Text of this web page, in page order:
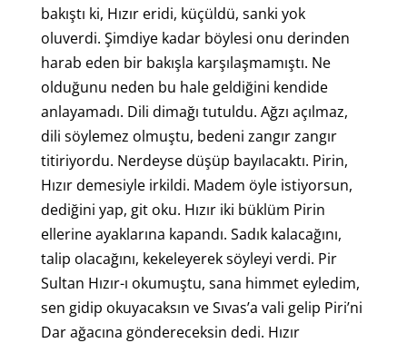
bakıştı ki, Hızır eridi, küçüldü, sanki yok
oluverdi. Şimdiye kadar böylesi onu derinden
harab eden bir bakışla karşılaşmamıştı. Ne
olduğunu neden bu hale geldiğini kendide
anlayamadı. Dili dimağı tutuldu. Ağzı açılmaz,
dili söylemez olmuştu, bedeni zangır zangır
titiriyordu. Nerdeyse düşüp bayılacaktı. Pirin,
Hızır demesiyle irkildi. Madem öyle istiyorsun,
dediğini yap, git oku. Hızır iki büklüm Pirin
ellerine ayaklarına kapandı. Sadık kalacağını,
talip olacağını, kekeleyerek söyleyi verdi. Pir
Sultan Hızır-ı okumuştu, sana himmet eyledim,
sen gidip okuyacaksın ve Sıvas’a vali gelip Piri’ni
Dar ağacına göndereceksin dedi. Hızır